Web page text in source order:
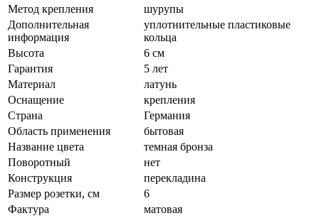
Метод крепления
шурупы
Дополнительная
информация
уплотнительные пластиковые
кольца
Высота
6 см
Гарантия
5 лет
Материал
латунь
Оснащение
крепления
Страна
Германия
Область применения
бытовая
Название цвета
темная бронза
Поворотный
нет
Конструкция
перекладина
Размер розетки, см
6
Фактура
матовая